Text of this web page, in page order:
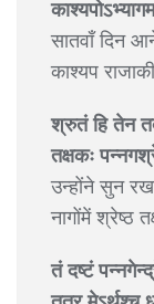
सातवाँ दिन
काश्यप
श्रुतं हि तेन
तक्षकः
उन्होंने सुन
नागोंमें श्रेष्ठ
तं दष्टं